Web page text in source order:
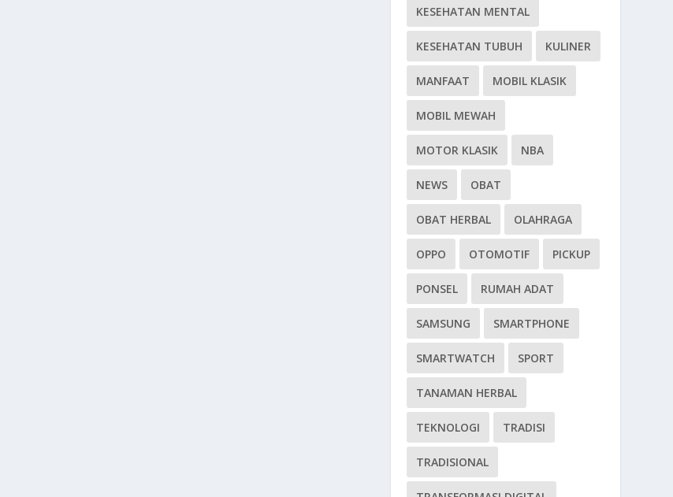
KESEHATAN MENTAL
KESEHATAN TUBUH KULINER
MANFAAT MOBIL KLASIK
MOBIL MEWAH
MOTOR KLASIK NBA
NEWS OBAT
OBAT HERBAL OLAHRAGA
OPPO OTOMOTIF PICKUP
PONSEL RUMAH ADAT
SAMSUNG SMARTPHONE
SMARTWATCH SPORT
TANAMAN HERBAL
TEKNOLOGI TRADISI
TRADISIONAL